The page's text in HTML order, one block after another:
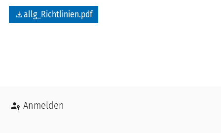
file_downloadallg_Richtlinien.pdf
Benutzermenü
Anmelden